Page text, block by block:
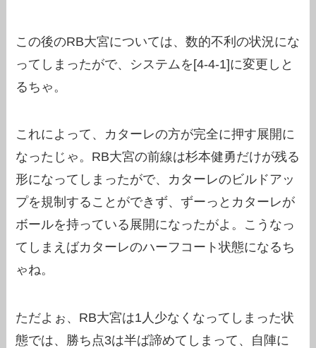
この後のRB大宮については、数的不利の状況にな
ってしまったがで、システムを[4-4-1]に変更しと
るちゃ。
これによって、カターレの方が完全に押す展開に
なったじゃ。RB大宮の前線は杉本健勇だけが残る
形になってしまったがで、カターレのビルドアッ
プを規制することができず、ずーっとカターレが
ボールを持っている展開になったがよ。こうなっ
てしまえばカターレのハーフコート状態になるち
ゃね。
ただよぉ、RB大宮は1人少なくなってしまった状
態では、勝ち点3は半ば諦めてしまって、自陣に